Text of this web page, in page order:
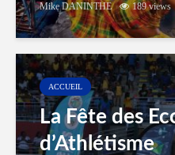
Mike DANINTHE 189 views
ACCUEIL
La Fête des
d’Athlétisme